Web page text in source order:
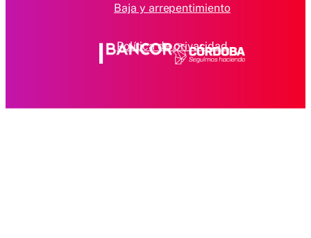
Baja y arrepentimiento
Política de privacidad